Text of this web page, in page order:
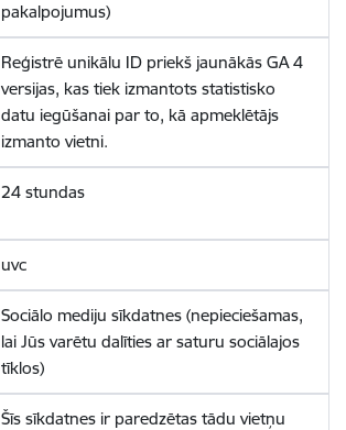
pakalpojumus)
Reģistrē unikālu ID priekš jaunākās GA 4
versijas, kas tiek izmantots statistisko
datu iegūšanai par to, kā apmeklētājs
izmanto vietni.
24 stundas
uvc
Sociālo mediju sīkdatnes (nepieciešamas,
lai Jūs varētu dalīties ar saturu sociālajos
tīklos)
Šīs sīkdatnes ir paredzētas tādu vietņu